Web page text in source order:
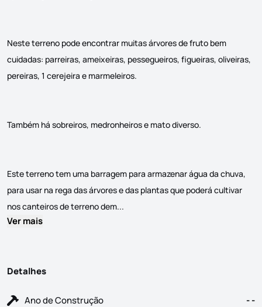
Neste terreno pode encontrar muitas árvores de fruto bem
cuidadas: parreiras, ameixeiras, pessegueiros, figueiras, oliveiras,
pereiras, 1 cerejeira e marmeleiros.
Também há sobreiros, medronheiros e mato diverso.
Este terreno tem uma barragem para armazenar água da chuva,
para usar na rega das árvores e das plantas que poderá cultivar
nos canteiros de terreno dem...
Ver mais
Detalhes
Ano de Construção
- -